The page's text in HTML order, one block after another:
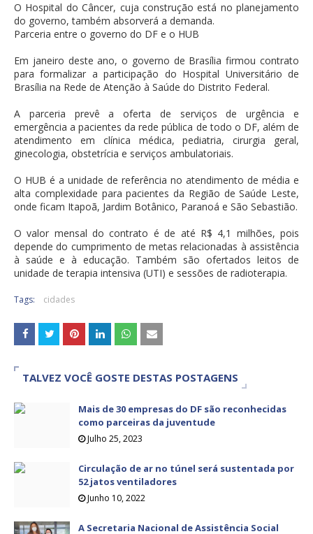
O Hospital do Câncer, cuja construção está no planejamento
do governo, também absorverá a demanda.
Parceria entre o governo do DF e o HUB
Em janeiro deste ano, o governo de Brasília firmou contrato
para formalizar a participação do Hospital Universitário de
Brasília na Rede de Atenção à Saúde do Distrito Federal.
A parceria prevê a oferta de serviços de urgência e
emergência a pacientes da rede pública de todo o DF, além de
atendimento em clínica médica, pediatria, cirurgia geral,
ginecologia, obstetrícia e serviços ambulatoriais.
O HUB é a unidade de referência no atendimento de média e
alta complexidade para pacientes da Região de Saúde Leste,
onde ficam Itapoã, Jardim Botânico, Paranoá e São Sebastião.
O valor mensal do contrato é de até R$ 4,1 milhões, pois
depende do cumprimento de metas relacionadas à assistência
à saúde e à educação. Também são ofertados leitos de
unidade de terapia intensiva (UTI) e sessões de radioterapia.
Tags: cidades
TALVEZ VOCÊ GOSTE DESTAS POSTAGENS
Mais de 30 empresas do DF são reconhecidas
como parceiras da juventude
Julho 25, 2023
Circulação de ar no túnel será sustentada por
52 jatos ventiladores
Junho 10, 2022
A Secretaria Nacional de Assistência Social